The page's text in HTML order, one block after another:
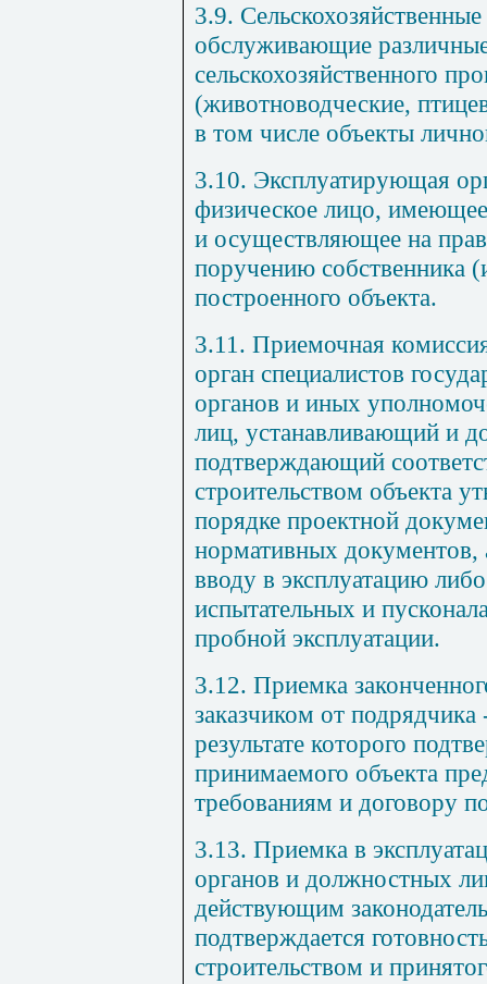
3.9.
обслуживающие
сельскохозяйственного
(животноводческие,
в том числе объекты
3.10. Эксплуатирующая
физическое лицо,
и осуществляющее на
поручению собственника
построенного объекта.
3.11. Приемочная
орган специалистов
органов и иных
лиц, устанавливающий и
подтверждающий
строительством объекта
порядке проектной
нормативных документов,
вводу в эксплуатацию
испытательных и
пробной эксплуатации.
3.12. Приемка
заказчиком от
результате которого
принимаемого объекта
требованиям и договору
3.13. Приемка в
органов и должностных
действующим
подтверждается
строительством и